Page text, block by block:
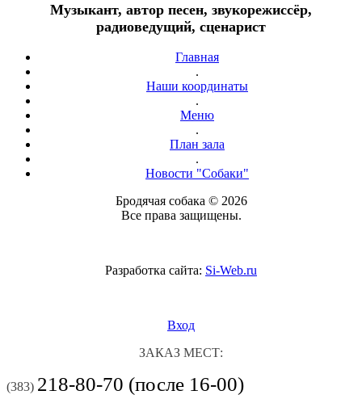
Музыкант, автор песен, звукорежиссёр,
радиоведущий, сценарист
Главная
.
Наши координаты
.
Меню
.
План зала
.
Новости "Собаки"
Бродячая собака © 2026
Все права защищены.
Разработка сайта: Si-Web.ru
Вход
ЗАКАЗ МЕСТ:
(383) 218-80-70 (после 16-00)